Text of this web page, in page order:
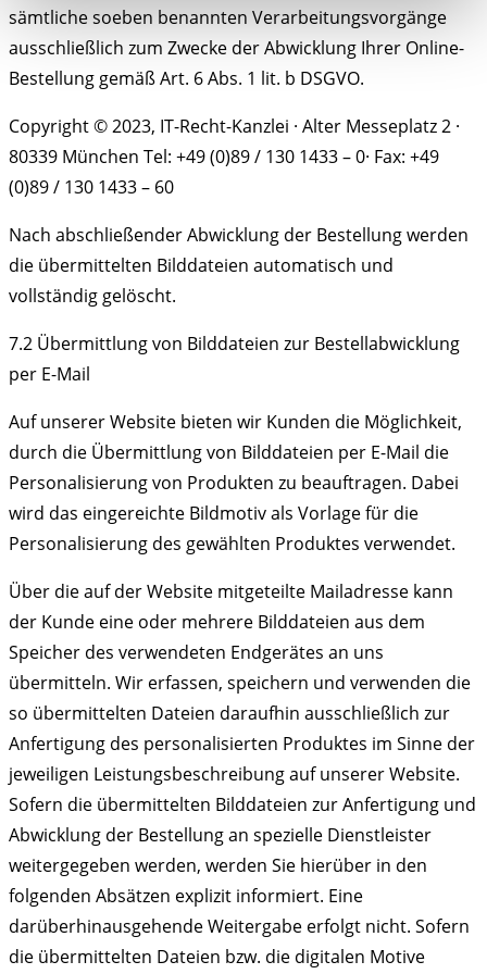
sämtliche soeben benannten Verarbeitungsvorgänge
ausschließlich zum Zwecke der Abwicklung Ihrer Online-
Bestellung gemäß Art. 6 Abs. 1 lit. b DSGVO.
Copyright © 2023, IT-Recht-Kanzlei · Alter Messeplatz 2 ·
80339 München Tel: +49 (0)89 / 130 1433 – 0· Fax: +49
(0)89 / 130 1433 – 60
Nach abschließender Abwicklung der Bestellung werden
die übermittelten Bilddateien automatisch und
vollständig gelöscht.
7.2 Übermittlung von Bilddateien zur Bestellabwicklung
per E-Mail
Auf unserer Website bieten wir Kunden die Möglichkeit,
durch die Übermittlung von Bilddateien per E-Mail die
Personalisierung von Produkten zu beauftragen. Dabei
wird das eingereichte Bildmotiv als Vorlage für die
Personalisierung des gewählten Produktes verwendet.
Über die auf der Website mitgeteilte Mailadresse kann
der Kunde eine oder mehrere Bilddateien aus dem
Speicher des verwendeten Endgerätes an uns
übermitteln. Wir erfassen, speichern und verwenden die
so übermittelten Dateien daraufhin ausschließlich zur
Anfertigung des personalisierten Produktes im Sinne der
jeweiligen Leistungsbeschreibung auf unserer Website.
Sofern die übermittelten Bilddateien zur Anfertigung und
Abwicklung der Bestellung an spezielle Dienstleister
weitergegeben werden, werden Sie hierüber in den
folgenden Absätzen explizit informiert. Eine
darüberhinausgehende Weitergabe erfolgt nicht. Sofern
die übermittelten Dateien bzw. die digitalen Motive